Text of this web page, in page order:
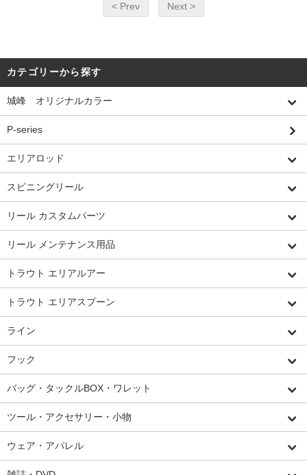
< Prev Next >
カテゴリーから探す
城峰 オリジナルカラー
P-series
エリアロッド
スピニングリール
リール カスタムパーツ
リール メンテナンス用品
トラウト エリアルアー
トラウト エリアスプーン
ライン
フック
バッグ・タックルBOX・ワレット
ツール・アクセサリー・小物
ウェア・アパレル